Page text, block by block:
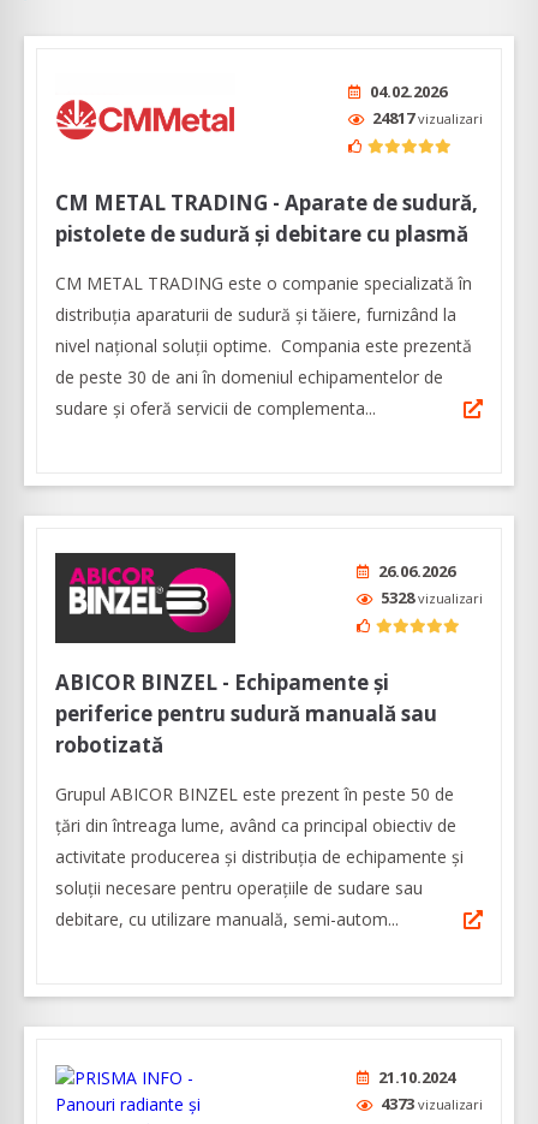
04.02.2026
24817vizualizari
CM METAL TRADING - Aparate de sudură,
pistolete de sudură și debitare cu plasmă
CM METAL TRADING este o companie specializată în
distribuția aparaturii de sudură şi tăiere, furnizând la
nivel naţional soluţii optime. Compania este prezentă
de peste 30 de ani în domeniul echipamentelor de
sudare și oferă servicii de complementa...
26.06.2026
5328vizualizari
ABICOR BINZEL - Echipamente și
periferice pentru sudură manuală sau
robotizată
Grupul ABICOR BINZEL este prezent în peste 50 de
țări din întreaga lume, având ca principal obiectiv de
activitate producerea și distribuția de echipamente și
soluții necesare pentru operațiile de sudare sau
debitare, cu utilizare manuală, semi-autom...
21.10.2024
4373 vizualizari